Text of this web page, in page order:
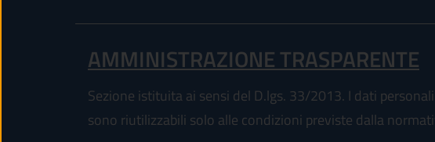
AMMINISTRAZIONE TRASPARENTE
Sezione istituita ai sensi del D.lgs. 33/2013. I dati
sono riutilizzabili solo alle condizioni previste dalla